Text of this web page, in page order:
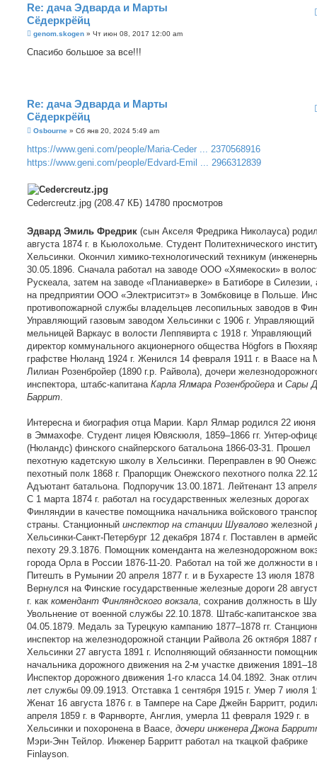
Re: дача Эдварда и Марты
Сёдеркрёйц
С
о
е
genom.skogen » Чт июн 08, 2017 12:00 am
Спасибо большое за все!!!
Re: дача Эдварда и Марты
Сёдеркрёйц
С
о
щ
и
е
Osbourne » Сб янв 20, 2024 5:49 am
https://www.geni.com/people/Maria-Ceder ... 2370568916
https://www.geni.com/people/Edvard-Emil ... 2966312839
Cedercreutz.jpg (208.47 КБ) 14780 просмотров
Эдвард Эмиль Фредрик (сын Акселя Фредрика Николауса)
августа 1874 г. в Кьюлохольме. Студент Политехнического
Хельсинки. Окончил химико-технологический техникум
30.05.1896. Сначала работал на заводе ООО «Хямекоски» в
Рускеала, затем на заводе «Планиаверке» в Батиборе в Силезии,
на предприятии ООО «Электриситэт» в Зомбковице в Польше.
противопожарной службы владельцев лесопильных заводов в
Управляющий газовым заводом Хельсинки с 1906 г. Управляющий
мельницей Варкаус в волости Леппявирта с 1918 г. Управляющий
директор коммунального акционерного общества Högfors в
графстве Нюланд 1924 г. Женился 14 февраля 1911 г. в Ваасе на
Лилиан Розенбройер (1890 г.р. Райвола), дочери
инспектора, штабс-капитана Карла Ялмара Розенбройера и Сары
Баррит
Интересна и биография отца Марии. Карл Ялмар родился 22 июня
в Эммахофе. Студент лицея Ювяскюля, 1859–1866 гг. Унтер-
(Нюландс) финского снайперского батальона 1866-03-31. Прошел
пехотную кадетскую школу в Хельсинки. Переправлен в 90
пехотный полк 1868 г. Прапорщик Онежского пехотного полка
Адъютант батальона. Подпоручик 13.00.1871. Лейтенант 13
С 1 марта 1874 г. работал на государственных железных дорогах
Финляндии в качестве помощника начальника войскового
страны. Станционный инспектор на станции Шувалово железной
Хельсинки-Санкт-Петербург 12 декабря 1874 г. Поставлен в
пехоту 29.3.1876. Помощник коменданта на железнодорожном
города Орла в России 1876-11-20. Работал на той же должности в
Питешть в Румынии 20 апреля 1877 г. и в Бухаресте 13 июля 1878
Вернулся на Финские государственные железные дороги 28
г. как комендант Финляндского вокзала , сохранив должность в
Увольнение от военной службы 22.10.1878. Штабс-капитанское
04.05.1879. Медаль за Турецкую кампанию 1877–1878 гг.
инспектор на железнодорожной станции Райвола 26 октября 1887
Хельсинки 27 августа 1891 г. Исполняющий обязанности
начальника дорожного движения на 2-м участке движения
Инспектор дорожного движения 1-го класса 14.04.1892. Знак
лет службы 09.09.1913. Отставка 1 сентября 1915 г. Умер 7 июля
Женат 16 августа 1876 г. в Тампере на Саре Джейн Барритт,
апреля 1859 г. в Фарнворте, Англия, умерла 11 февраля 1929 г. в
Хельсинки и похоронена в Ваасе, дочери инженера Джона
Мэри-Энн Тейлор. Инженер Барритт работал на ткацкой фабрике
Finlayson.